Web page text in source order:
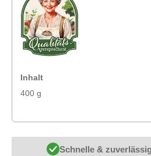
Inhalt
400 g
Schnelle &